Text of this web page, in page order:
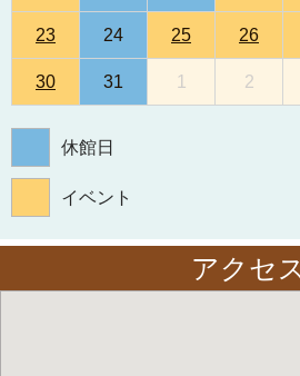
23 24 25 26
30 31 1 2
休館日
イベント
アクセ